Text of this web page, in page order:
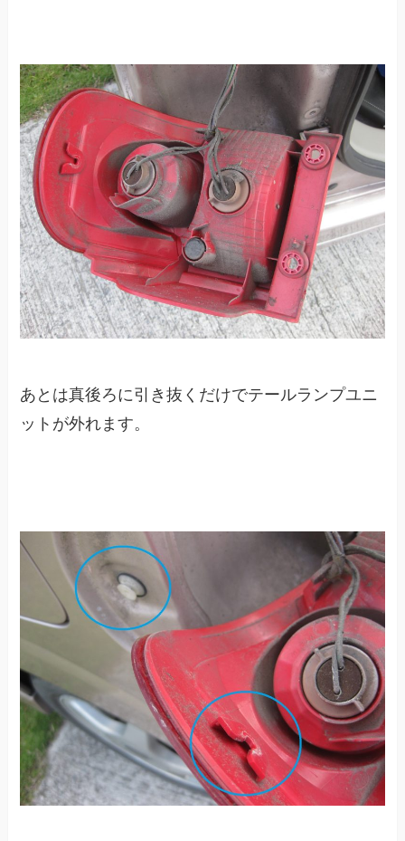
あとは真後ろに引き抜くだけでテールランプユニ
ットが外れます。